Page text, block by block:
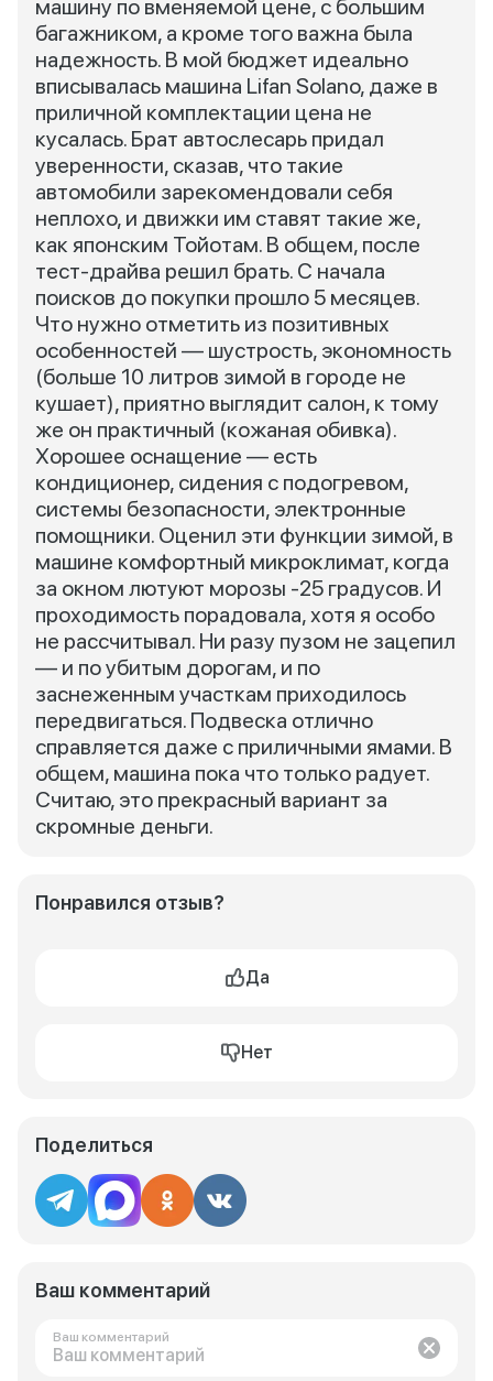
машину по вменяемой цене, с большим
багажником, а кроме того важна была
надежность. В мой бюджет идеально
вписывалась машина Lifan Solano, даже в
приличной комплектации цена не
кусалась. Брат автослесарь придал
уверенности, сказав, что такие
автомобили зарекомендовали себя
неплохо, и движки им ставят такие же,
как японским Тойотам. В общем, после
тест-драйва решил брать. С начала
поисков до покупки прошло 5 месяцев.
Что нужно отметить из позитивных
особенностей — шустрость, экономность
(больше 10 литров зимой в городе не
кушает), приятно выглядит салон, к тому
же он практичный (кожаная обивка).
Хорошее оснащение — есть
кондиционер, сидения с подогревом,
системы безопасности, электронные
помощники. Оценил эти функции зимой, в
машине комфортный микроклимат, когда
за окном лютуют морозы -25 градусов. И
проходимость порадовала, хотя я особо
не рассчитывал. Ни разу пузом не зацепил
— и по убитым дорогам, и по
заснеженным участкам приходилось
передвигаться. Подвеска отлично
справляется даже с приличными ямами. В
общем, машина пока что только радует.
Считаю, это прекрасный вариант за
скромные деньги.
Понравился отзыв?
Да
Нет
Поделиться
Ваш комментарий
Ваш комментарий